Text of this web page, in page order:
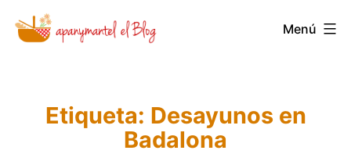
Saltar
Novedades
Menú
Etiqueta: Desayunos en
Badalona